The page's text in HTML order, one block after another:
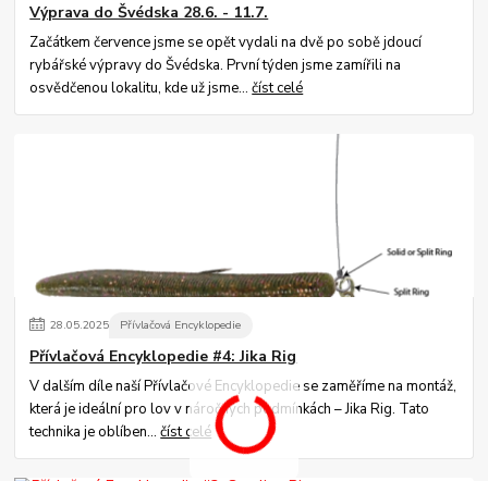
Výprava do Švédska 28.6. - 11.7.
Začátkem července jsme se opět vydali na dvě po sobě jdoucí
rybářské výpravy do Švédska. První týden jsme zamířili na
osvědčenou lokalitu, kde už jsme...číst celé
28.05.2025 Přívlačová Encyklopedie
Přívlačová Encyklopedie #4: Jika Rig
V dalším díle naší Přívlačové Encyklopedie se zaměříme na montáž,
která je ideální pro lov v náročných podmínkách – Jika Rig. Tato
technika je oblíben...číst celé